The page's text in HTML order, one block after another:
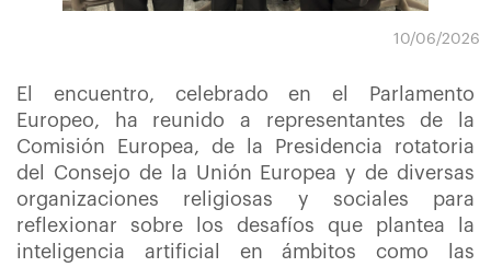
10/06/2026
El encuentro, celebrado en el Parlamento
Europeo,
ha reunido a representantes de la
Comisión Europea, de la Presidencia rotatoria
del Consejo de la Unión Europea y de diversas
organizaciones religiosas y sociales para
reflexionar sobre los desafíos que plantea la
inteligencia artificial en ámbitos como las